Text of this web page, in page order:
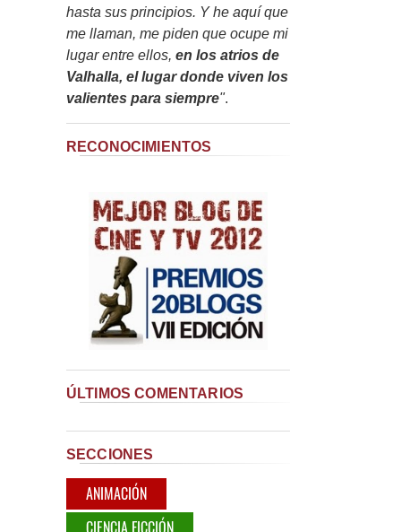
hasta sus principios. Y he aquí que
me llaman, me piden que ocupe mi
lugar entre ellos, en los atrios de
Valhalla, el lugar donde viven los
valientes para siempre".
RECONOCIMIENTOS
ÚLTIMOS COMENTARIOS
SECCIONES
ANIMACIÓN